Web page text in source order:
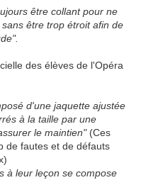
être collant pour ne
être trop étroit afin de
des élèves de l'Opéra
d'une jaquette ajustée
à la taille par une
le maintien"(Ces
de fautes et de défauts
à leur leçon se compose